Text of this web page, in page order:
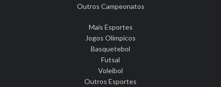
Outros Campeonatos
Mais Esportes
Jogos Olímpicos
Basquetebol
Futsal
Voleibol
Outros Esportes